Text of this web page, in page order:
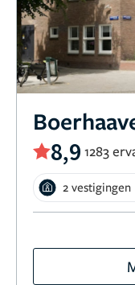
8,9 1283
2 vestigingen